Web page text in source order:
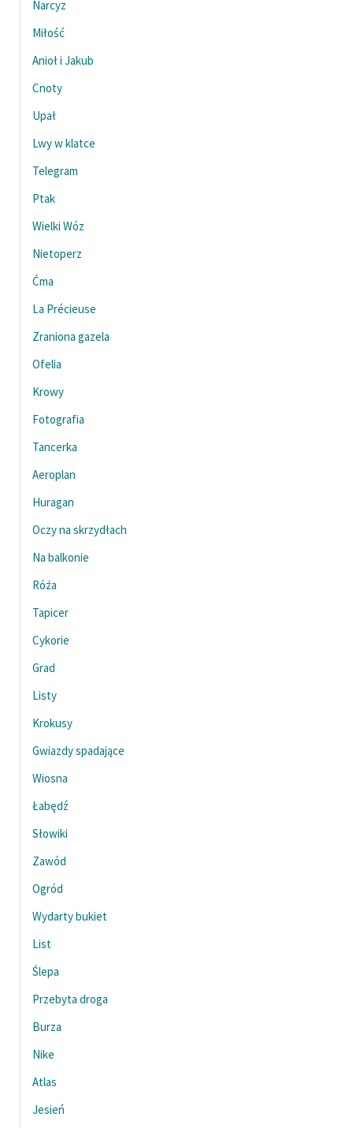
Ręce pełne poezji
Kolekcje edukacyjne
twórców przechodzących
lektur szkolnych oraz
Starego Testamentu
Odkurzamy bohaterów
Szkoła Poezji Wolnych
Lektur
O nas
Zespół
Zasady wykorzystania
Materiały promocyjne
Polityka prywatności
Regulamin biblioteki
Dane fundacji i
sprawozdania finansowe
Regulamin darowizn
Informacja o treściach
wrażliwych
Deklaracja dostępności
Narcyz
Miłość
Anioł i Jakub
Cnoty
Upał
Lwy w klatce
Telegram
Ptak
Wielki Wóz
Nietoperz
Ćma
La Précieuse
Zraniona gazela
Ofelia
Krowy
Fotografia
Tancerka
Aeroplan
Huragan
Oczy na skrzydłach
Na balkonie
Róża
Tapicer
Cykorie
Grad
Listy
Krokusy
Gwiazdy spadające
Wiosna
Łabędź
Słowiki
Zawód
Ogród
Wydarty bukiet
List
Ślepa
Przebyta droga
Burza
Nike
Atlas
Jesień